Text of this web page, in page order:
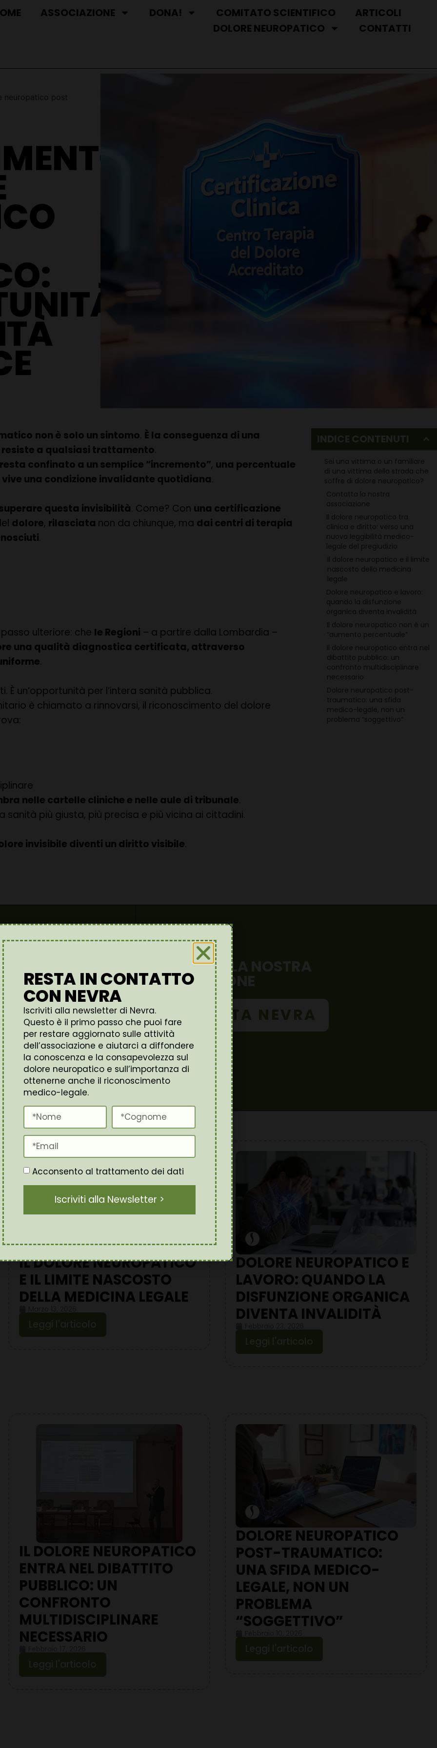
ASSOCIAZIONE DONA! COMITATO SCIENTIFICO
ARTICOLI
DOLORE NEUROPATICO
CONTATTI
neuropatico post
non è solo un sintomo. È la conseguenza di una
resiste a qualsiasi trattamento.
resta confinato a un semplice “incremento”, una percentuale
una condizione invalidante quotidiana.
questa invisibilità. Come? Con una certificazione
dolore, rilasciata non da chiunque, ma dai centri di terapia
.
ulteriore: che le Regioni – a partire dalla Lombardia –
una qualità diagnostica certificata, attraverso
.
un’opportunità per l’intera sanità pubblica.
è chiamato a rinnovarsi, il riconoscimento del dolore
nelle cartelle cliniche e nelle aule di tribunale.
sanità più giusta, più precisa e più vicina ai cittadini.
invisibile diventi un diritto visibile.
INDICE CONTENUTI
Sei una vittima o un familiare
di una vittima della strada che
soffre di dolore neuropatico?
Contatta la nostra
associazione
Il dolore neuropatico tra
clinica e diritto: verso una
nuova leggibilità medico-
legale del pregiudizio
Il dolore neuropatico e il limite
nascosto della medicina
legale
Dolore neuropatico e lavoro:
quando la disfunzione
organica diventa invalidità
Il dolore neuropatico non è un
“aumento percentuale”
Il dolore neuropatico entra nel
dibattito pubblico: un
confronto multidisciplinare
necessario
Dolore neuropatico post-
traumatico: una sfida
medico-legale, non un
problema “soggettivo”
O UN CONTATTA LA NOSTRA
ASSOCIAZIONE
CONTATTA NEVRA
IL DOLORE NEUROPATICO
E IL LIMITE NASCOSTO
DELLA MEDICINA LEGALE
Leggi l'articolo
DOLORE NEUROPATICO E
LAVORO: QUANDO LA
DISFUNZIONE ORGANICA
DIVENTA INVALIDITÀ
Leggi l'articolo
IL DOLORE NEUROPATICO
ENTRA NEL DIBATTITO
PUBBLICO: UN
CONFRONTO
MULTIDISCIPLINARE
NECESSARIO
Leggi l'articolo
DOLORE NEUROPATICO
POST-TRAUMATICO:
UNA SFIDA MEDICO-
LEGALE, NON UN
PROBLEMA
“SOGGETTIVO”
Leggi l'articolo
RESTA IN CONTATTO
CON NEVRA
Iscriviti alla newsletter di Nevra.
Questo è il primo passo che puoi fare
per restare aggiornato sulle attività
dell’associazione e aiutarci a diffondere
la conoscenza e la consapevolezza sul
dolore neuropatico e sull’importanza di
ottenerne anche il riconoscimento
medico-legale.
Acconsento al trattamento dei dati
Iscriviti alla Newsletter >